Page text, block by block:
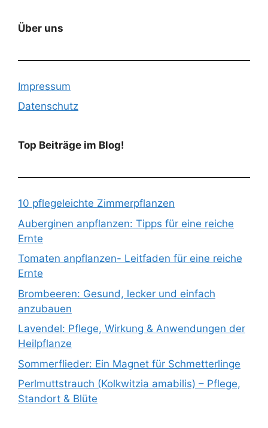
Über uns
Impressum
Datenschutz
Top Beiträge im Blog!
10 pflegeleichte Zimmerpflanzen
Auberginen anpflanzen: Tipps für eine reiche
Ernte
Tomaten anpflanzen- Leitfaden für eine reiche
Ernte
Brombeeren: Gesund, lecker und einfach
anzubauen
Lavendel: Pflege, Wirkung & Anwendungen der
Heilpflanze
Sommerflieder: Ein Magnet für Schmetterlinge
Perlmuttstrauch (Kolkwitzia amabilis) – Pflege,
Standort & Blüte